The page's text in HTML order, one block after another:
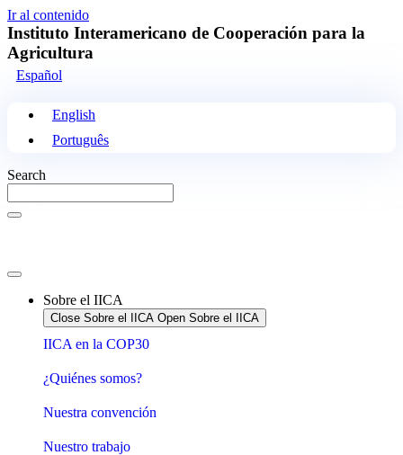
Ir al contenido
Instituto Interamericano de Cooperación para la
Agricultura
Español
English
Português
Search
Sobre el IICA
Close Sobre el IICA Open Sobre el IICA
IICA en la COP30
¿Quiénes somos?
Nuestra convención
Nuestro trabajo